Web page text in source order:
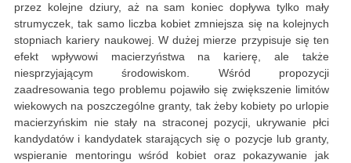
przez kolejne dziury, aż na sam koniec dopływa tylko mały
strumyczek, tak samo liczba kobiet zmniejsza się na kolejnych
stopniach kariery naukowej. W dużej mierze przypisuje się ten
efekt wpływowi macierzyństwa na karierę, ale także
niesprzyjającym środowiskom. Wśród propozycji
zaadresowania tego problemu pojawiło się zwiększenie limitów
wiekowych na poszczególne granty, tak żeby kobiety po urlopie
macierzyńskim nie stały na straconej pozycji, ukrywanie płci
kandydatów i kandydatek starających się o pozycje lub granty,
wspieranie mentoringu wśród kobiet oraz pokazywanie jak